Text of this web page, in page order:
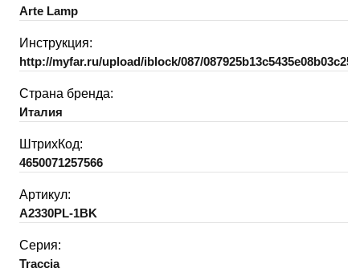
Arte Lamp
Инструкция:
http://myfar.ru/upload/iblock/087/
Страна бренда:
Италия
ШтрихКод:
4650071257566
Артикул:
A2330PL-1BK
Серия:
Traccia